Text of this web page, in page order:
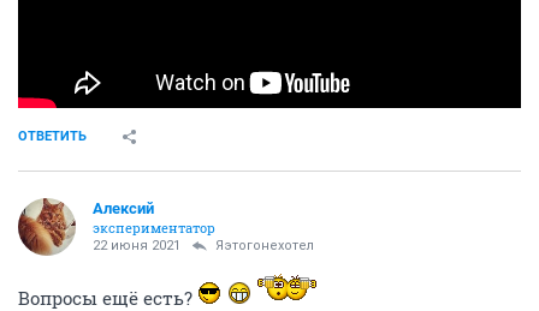
ОТВЕТИТЬ
Алексий
экспериментатор
22 июня 2021 Яэтогонехотел
Вопросы ещё есть?